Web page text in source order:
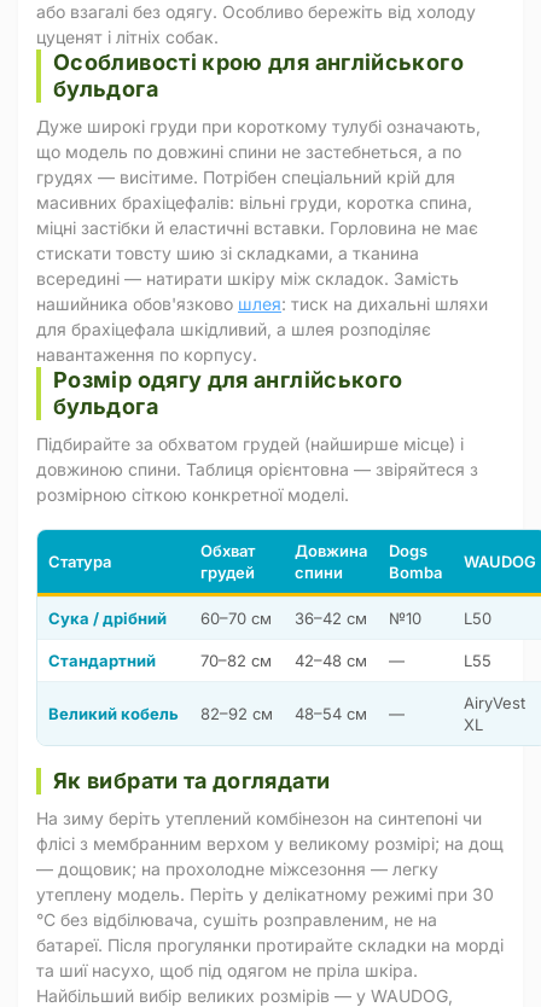
або взагалі без одягу. Особливо бережіть від холоду
цуценят і літніх собак.
Особливості крою для англійського
бульдога
Дуже широкі груди при короткому тулубі означають,
що модель по довжині спини не застебнеться, а по
грудях — висітиме. Потрібен спеціальний крій для
масивних брахіцефалів: вільні груди, коротка спина,
міцні застібки й еластичні вставки. Горловина не має
стискати товсту шию зі складками, а тканина
всередині — натирати шкіру між складок. Замість
нашийника обов'язково шлея: тиск на дихальні шляхи
для брахіцефала шкідливий, а шлея розподіляє
навантаження по корпусу.
Розмір одягу для англійського
бульдога
Підбирайте за обхватом грудей (найширше місце) і
довжиною спини. Таблиця орієнтовна — звіряйтеся з
розмірною сіткою конкретної моделі.
Статура
Обхват
грудей
Довжина
спини
Dogs
Bomba
WAUDOG
Сука / дрібний 60–70 см 36–42 см №10 L50
Стандартний 70–82 см 42–48 см — L55
Великий кобель 82–92 см 48–54 см —
AiryVest
XL
Як вибрати та доглядати
На зиму беріть утеплений комбінезон на синтепоні чи
флісі з мембранним верхом у великому розмірі; на дощ
— дощовик; на прохолодне міжсезоння — легку
утеплену модель. Періть у делікатному режимі при 30
°C без відбілювача, сушіть розправленим, не на
батареї. Після прогулянки протирайте складки на морді
та шиї насухо, щоб під одягом не пріла шкіра.
Найбільший вибір великих розмірів — у WAUDOG,